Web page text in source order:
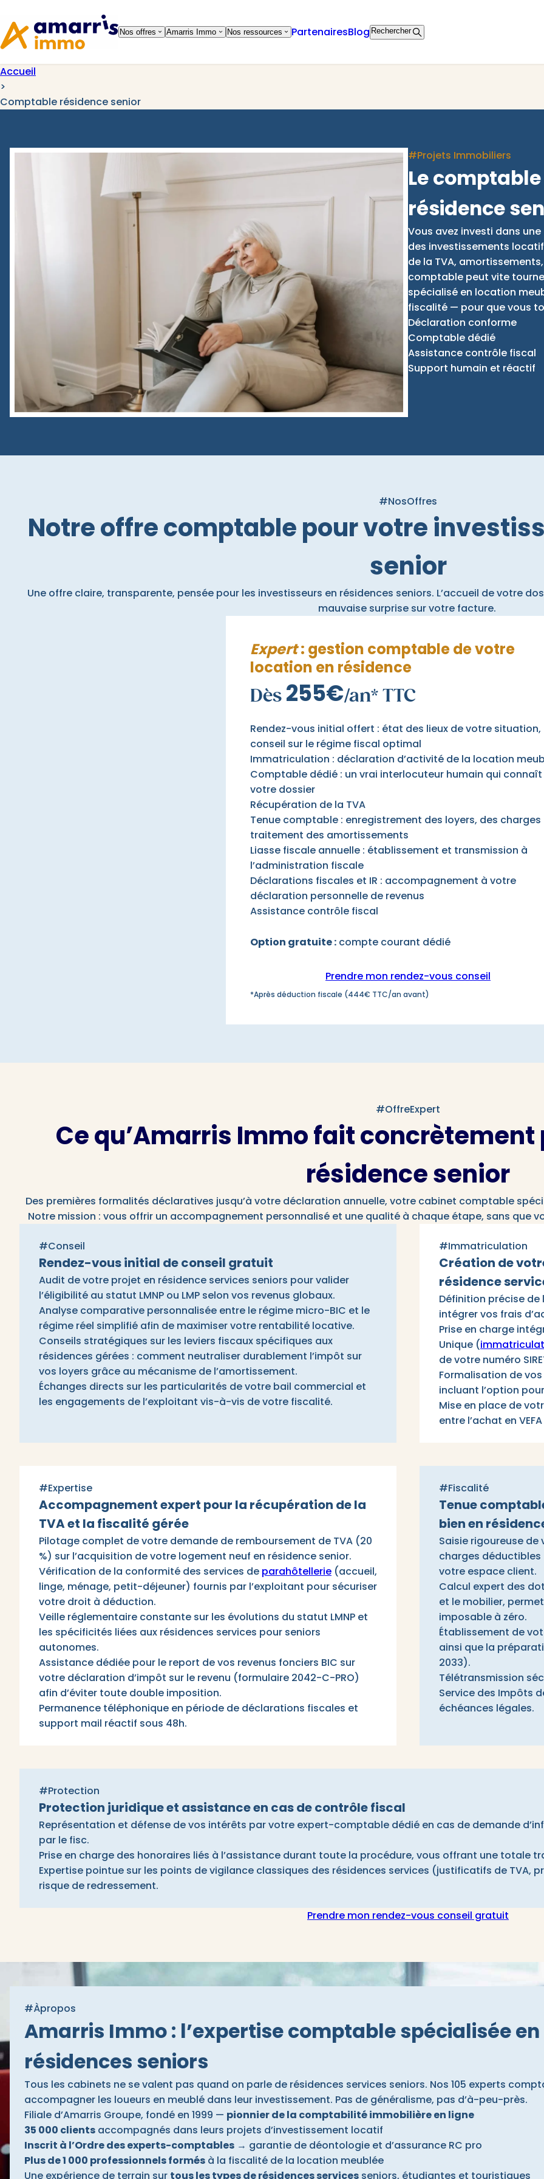
navigation
contenu
Nos offres Amarris Immo Nos ressources PartenairesBlog Rechercher
Accueil
>
Comptable résidence senior
#Projets Immobiliers
Le
résidence
Vous avez investi dans
des investissements
de la TVA,
comptable peut vite
spécialisé en location
fiscalité — pour que vous
Déclaration conforme
Comptable dédié
Assistance contrôle fiscal
Support humain et réactif
#NosOffres
Notre offre comptable pour votre
senior
Une offre claire, transparente, pensée pour les investisseurs en résidences seniors. L’accueil de votre
mauvaise surprise sur votre facture.
Expert: gestion comptable de votre
location en résidence
Dès 255€/an* TTC
Rendez-vous initial offert : état des lieux de votre situation,
conseil sur le régime fiscal optimal
Immatriculation : déclaration d’activité de la location
Comptable dédié : un vrai interlocuteur humain qui connaît
votre dossier
Récupération de la TVA
Tenue comptable : enregistrement des loyers, des charges
traitement des amortissements
Liasse fiscale annuelle : établissement et transmission à
l’administration fiscale
Déclarations fiscales et IR : accompagnement à votre
déclaration personnelle de revenus
Assistance contrôle fiscal
Option gratuite : compte courant dédié
Prendre mon rendez-vous conseil
*Après déduction fiscale (444€ TTC/an avant)
#OffreExpert
Ce qu’Amarris Immo fait
résidence senior
Des premières formalités déclaratives jusqu’à votre déclaration annuelle, votre cabinet comptable
Notre mission : vous offrir un accompagnement personnalisé et une qualité à chaque étape, sans que
#Conseil
Rendez-vous initial de conseil gratuit
Audit de votre projet en résidence services seniors pour valider
l’éligibilité au statut LMNP ou LMP selon vos revenus globaux.
Analyse comparative personnalisée entre le régime micro-BIC et le
régime réel simplifié afin de maximiser votre rentabilité locative.
Conseils stratégiques sur les leviers fiscaux spécifiques aux
résidences gérées : comment neutraliser durablement l’impôt sur
vos loyers grâce au mécanisme de l’amortissement.
Échanges directs sur les particularités de votre bail commercial et
les engagements de l’exploitant vis-à-vis de votre fiscalité.
#Immatriculation
Création de
résidence
Définition précise
intégrer vos frais
Prise en charge
Unique (
de votre numéro
Formalisation de
incluant l’option
Mise en place de
entre l’achat en
#Expertise
Accompagnement expert pour la récupération de la
TVA et la fiscalité gérée
Pilotage complet de votre demande de remboursement de TVA (20
%) sur l’acquisition de votre logement neuf en résidence senior.
Vérification de la conformité des services de parahôtellerie (accueil,
linge, ménage, petit-déjeuner) fournis par l’exploitant pour sécuriser
votre droit à déduction.
Veille réglementaire constante sur les évolutions du statut LMNP et
les spécificités liées aux résidences services pour seniors
autonomes.
Assistance dédiée pour le report de vos revenus fonciers BIC sur
votre déclaration d’impôt sur le revenu (formulaire 2042-C-PRO)
afin d’éviter toute double imposition.
Permanence téléphonique en période de déclarations fiscales et
support mail réactif sous 48h.
#Fiscalité
Tenue
bien en
Saisie rigoureuse de
charges
votre espace client.
Calcul expert des
et le mobilier,
imposable à zéro.
Établissement de
ainsi que la
2033).
Télétransmission
Service des Impôts
échéances légales.
#Protection
Protection juridique et assistance en cas de contrôle fiscal
Représentation et défense de vos intérêts par votre expert-comptable dédié en cas de demande
par le fisc.
Prise en charge des honoraires liés à l’assistance durant toute la procédure, vous offrant une totale
Expertise pointue sur les points de vigilance classiques des résidences services (justificatifs de TVA,
risque de redressement.
Prendre mon rendez-vous conseil gratuit
#Àpropos
Amarris Immo : l’expertise comptable spécialisée
résidences seniors
Tous les cabinets ne se valent pas quand on parle de résidences services seniors. Nos 105 experts
accompagner les loueurs en meublé dans leur investissement. Pas de généralisme, pas d’à-peu-près.
Filiale d’Amarris Groupe, fondé en 1999 — pionnier de la comptabilité immobilière en ligne
35 000 clients accompagnés dans leurs projets d’investissement locatif
Inscrit à l’Ordre des experts-comptables → garantie de déontologie et d’assurance RC pro
Plus de 1 000 professionnels formés à la fiscalité de la location meublée
Une expérience de terrain sur tous les types de résidences services seniors, étudiantes et touristiques